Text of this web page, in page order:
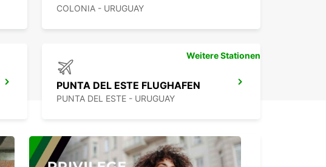
COLONIA - URUGUAY
PUNTA DEL ESTE FLUGHAFEN
PUNTA DEL ESTE - URUGUAY
Weitere Stationen